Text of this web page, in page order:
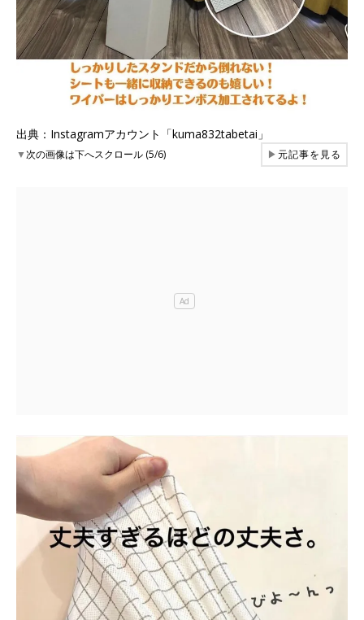
出典：Instagramアカウント「kuma832tabetai」
▼次の画像は下へスクロール (5/6) ▶元記事を見る